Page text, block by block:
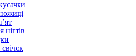
нігтів